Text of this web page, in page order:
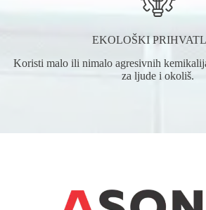
EKOLOŠKI
Koristi malo ili nimalo agresivnih
za ljude i okoliš.